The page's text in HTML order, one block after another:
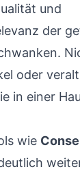
und
der
oder
in einer
wie